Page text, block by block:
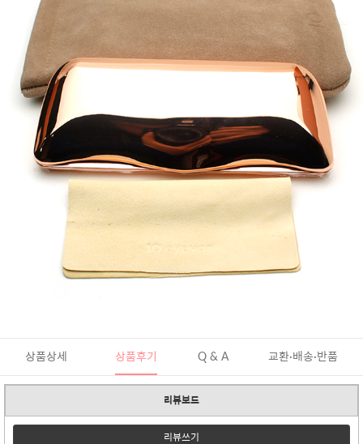
상품상세 상품후기 Q & A 교환·배송·반품
리뷰보드
리뷰쓰기